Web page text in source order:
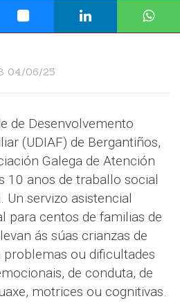
04/06/25
de Desenvolvemento
(UDIAF) de Bergantiños,
Galega de Atención
10 anos de traballo social
Un servizo asistencial
para centos de familias de
ás súas crianzas de
ou dificultades
de conduta, de
motrices ou cognitivas.